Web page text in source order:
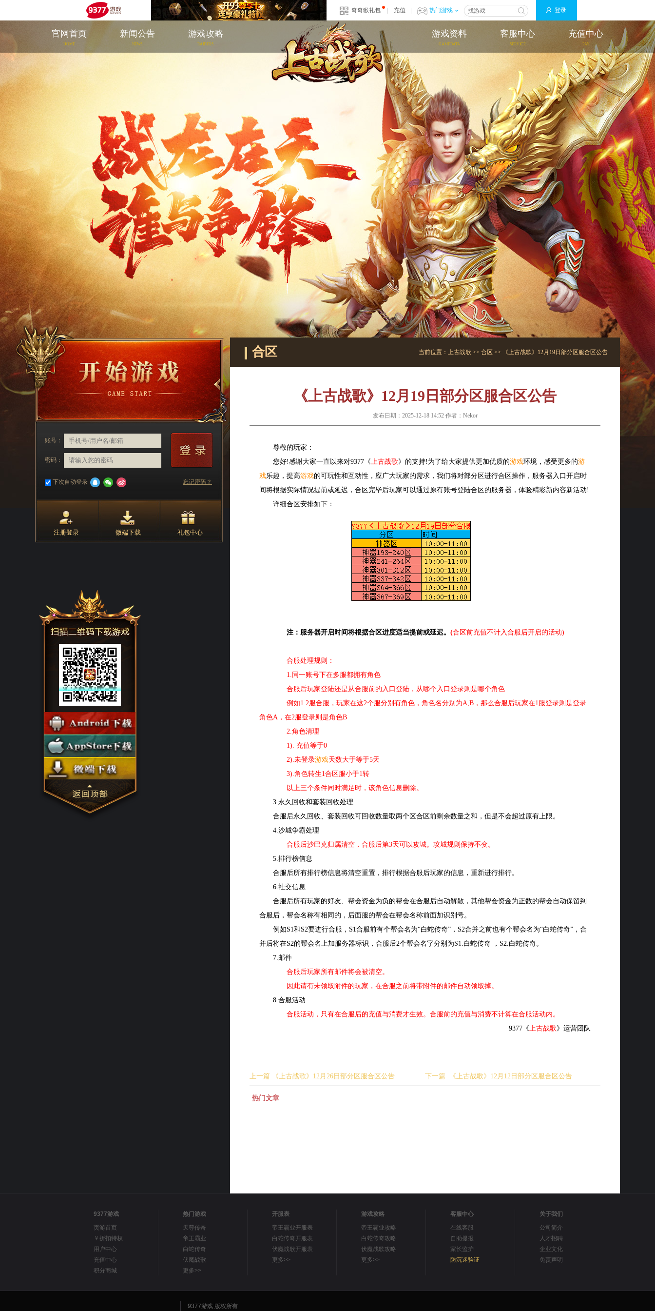
奇奇猴礼包 充值 热门游戏 登录
官网首页
HOME
新闻公告
NEWS
游戏攻略
RAIDERS
游戏资料
GAMEDATA
客服中心
SERVICE
充值中心
PAY
账号：
密码：
下次自动登录 忘记密码？
注册登录 微端下载 礼包中心
合区 当前位置： 上古战歌 >> 合区 >> 《上古战歌》12月19日部分区服合区公告
《上古战歌》12月19日部分区服合区公告
发布日期：2025-12-18 14:52 作者：Nekor
尊敬的玩家：
您好!感谢大家一直以来对9377《上古战歌》的支持!为了给大家提供更加优质的游戏环境，感受更多的游
戏乐趣，提高游戏的可玩性和互动性，应广大玩家的需求，我们将对部分区进行合区操作，服务器入口开启时
间将根据实际情况提前或延迟，合区完毕后玩家可以通过原有账号登陆合区的服务器，体验精彩新内容新活动!
详细合区安排如下：
注：服务器开启时间将根据合区进度适当提前或延迟。 (合区前充值不计入合服后开启的活动)
合服处理规则：
1.同一账号下在多服都拥有角色
合服后玩家登陆还是从合服前的入口登陆，从哪个入口登录则是哪个角色
例如1.2服合服，玩家在这2个服分别有角色，角色名分别为A,B，那么合服后玩家在1服登录则是登录
角色A，在2服登录则是角色B
2.角色清理
1). 充值等于0
2).未登录游戏天数大于等于5天
3).角色转生1合区服小于1转
以上三个条件同时满足时，该角色信息删除。
3.永久回收和套装回收处理
合服后永久回收、套装回收可回收数量取两个区合区前剩余数量之和，但是不会超过原有上限。
4.沙城争霸处理
合服后沙巴克归属清空，合服后第3天可以攻城。攻城规则保持不变。
5.排行榜信息
合服后所有排行榜信息将清空重置，排行根据合服后玩家的信息，重新进行排行。
6.社交信息
合服后所有玩家的好友、帮会资金为负的帮会在合服后自动解散，其他帮会资金为正数的帮会自动保留到
合服后，帮会名称有相同的，后面服的帮会在帮会名称前面加识别号。
例如S1和S2要进行合服，S1合服前有个帮会名为“白蛇传奇”，S2合并之前也有个帮会名为“白蛇传奇”，合
并后将在S2的帮会名上加服务器标识，合服后2个帮会名字分别为S1.白蛇传奇 ，S2.白蛇传奇。
7.邮件
合服后玩家所有邮件将会被清空。
因此请有未领取附件的玩家，在合服之前将带附件的邮件自动领取掉。
8.合服活动
合服活动，只有在合服后的充值与消费才生效。合服前的充值与消费不计算在合服活动内。
9377《上古战歌》运营团队
上一篇 《上古战歌》12月26日部分区服合区公告 下一篇 《上古战歌》12月12日部分区服合区公告
热门文章
9377游戏
页游首页
￥折扣特权
用户中心
充值中心
积分商城
热门游戏
天尊传奇
帝王霸业
白蛇传奇
伏魔战歌
更多>>
开服表
帝王霸业开服表
白蛇传奇开服表
伏魔战歌开服表
更多>>
游戏攻略
帝王霸业攻略
白蛇传奇攻略
伏魔战歌攻略
更多>>
客服中心
在线客服
自助提报
家长监护
防沉迷验证
关于我们
公司简介
人才招聘
企业文化
免责声明
9377游戏 版权所有